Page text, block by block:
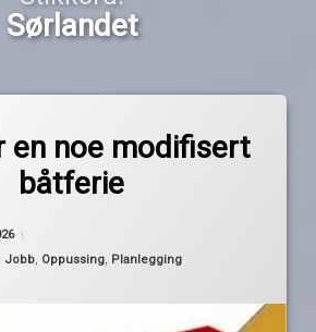
Sørlandet
en noe modifisert
båtferie
Jobb, Oppussing, Planlegging